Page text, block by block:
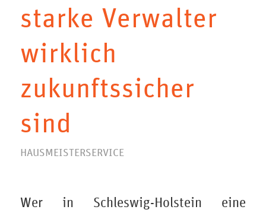
starke Verwalter
wirklich
zukunftssicher
sind
HAUSMEISTERSERVICE
Wer in Schleswig-Holstein eine